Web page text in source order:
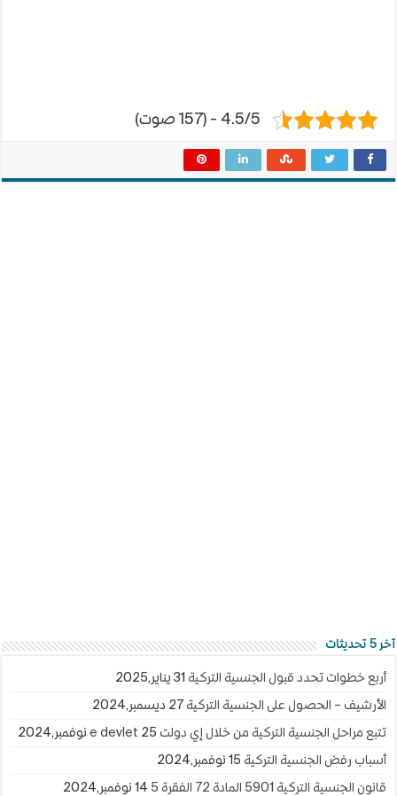
4.5/5 - (157 صوت)
آخر 5 تحديثات
أربع خطوات تحدد قبول الجنسية التركية 31 يناير,2025
الأرشيف – الحصول على الجنسية التركية 27 ديسمبر,2024
تتبع مراحل الجنسية التركية من خلال إي دولت e devlet 25 نوفمبر,2024
أسباب رفض الجنسية التركية 15 نوفمبر,2024
قانون الجنسية التركية 5901 المادة 72 الفقرة 5 14 نوفمبر,2024